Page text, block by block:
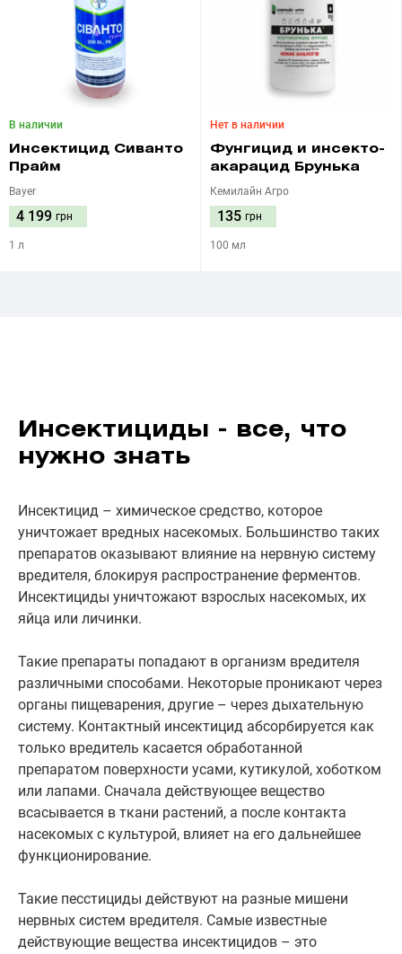
В наличии
Инсектицид Сиванто
Прайм
Bayer
4 199 грн
1 л
Нет в наличии
Фунгицид и инсекто-
акарацид Брунька
Кемилайн Агро
135 грн
100 мл
Инсектициды - все, что
нужно знать
Инсектицид – химическое средство, которое
уничтожает вредных насекомых. Большинство таких
препаратов оказывают влияние на нервную систему
вредителя, блокируя распространение ферментов.
Инсектициды уничтожают взрослых насекомых, их
яйца или личинки.
Такие препараты попадают в организм вредителя
различными способами. Некоторые проникают через
органы пищеварения, другие – через дыхательную
систему. Контактный инсектицид абсорбируется как
только вредитель касается обработанной
препаратом поверхности усами, кутикулой, хоботком
или лапами. Сначала действующее вещество
всасывается в ткани растений, а после контакта
насекомых с культурой, влияет на его дальнейшее
функционирование.
Такие песстициды действуют на разные мишени
нервных систем вредителя. Самые известные
действующие вещества инсектицидов – это